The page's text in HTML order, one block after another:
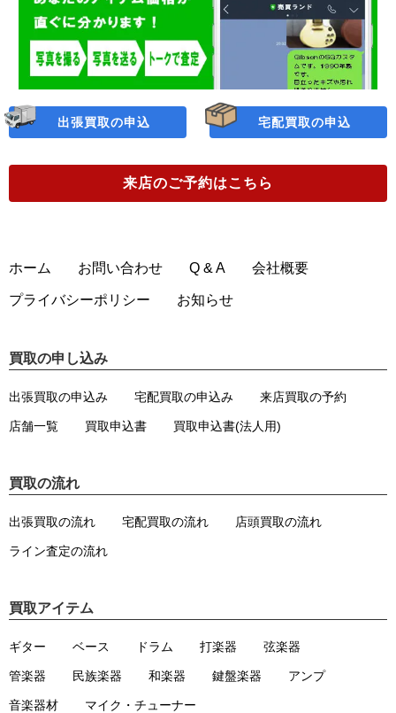
出張買取の申込 宅配買取の申込
来店のご予約はこちら
ホーム お問い合わせ Q & A 会社概要
プライバシーポリシー お知らせ
買取の申し込み
出張買取の申込み 宅配買取の申込み 来店買取の予約
店舗一覧 買取申込書 買取申込書(法人用)
買取の流れ
出張買取の流れ 宅配買取の流れ 店頭買取の流れ
ライン査定の流れ
買取アイテム
ギター ベース ドラム 打楽器 弦楽器
管楽器 民族楽器 和楽器 鍵盤楽器 アンプ
音楽器材 マイク・チューナー